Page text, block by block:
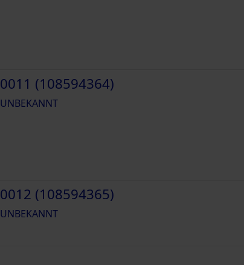
0011 (108594364)
UNBEKANNT
0012 (108594365)
UNBEKANNT